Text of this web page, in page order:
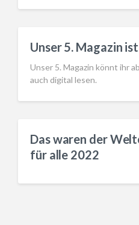
Unser 5. Magazin
Unser 5. Magazin könnt ihr
auch digital lesen.
Das waren der
für alle 2022